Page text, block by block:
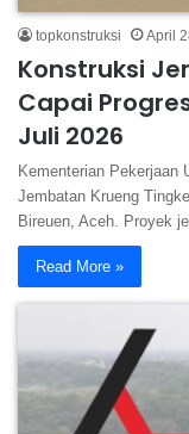
topkonstruksi April
Konstruksi
Capai
Juli 2026
Kementerian Pekerjaan
Jembatan Krueng
Bireuen, Aceh. Proyek
Read More »